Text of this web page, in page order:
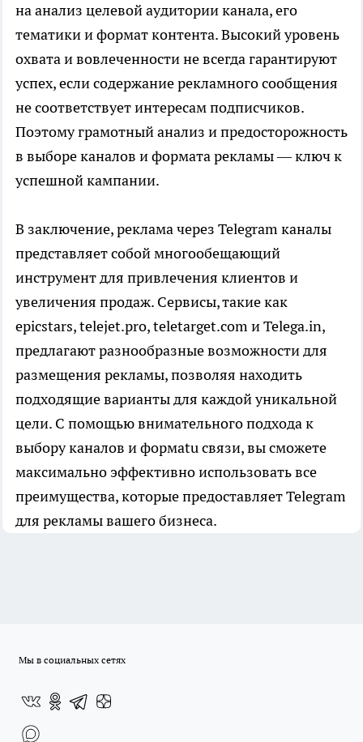
на анализ целевой аудитории канала, его
тематики и формат контента. Высокий уровень
охвата и вовлеченности не всегда гарантируют
успех, если содержание рекламного сообщения
не соответствует интересам подписчиков.
Поэтому грамотный анализ и предосторожность
в выборе каналов и формата рекламы — ключ к
успешной кампании.
В заключение, реклама через Telegram каналы
представляет собой многообещающий
инструмент для привлечения клиентов и
увеличения продаж. Сервисы, такие как
epicstars, telejet.pro, teletarget.com и Telega.in,
предлагают разнообразные возможности для
размещения рекламы, позволяя находить
подходящие варианты для каждой уникальной
цели. С помощью внимательного подхода к
выбору каналов и формatu связи, вы сможете
максимально эффективно использовать все
преимущества, которые предоставляет Telegram
для рекламы вашего бизнеса.
Мы в социальных сетях